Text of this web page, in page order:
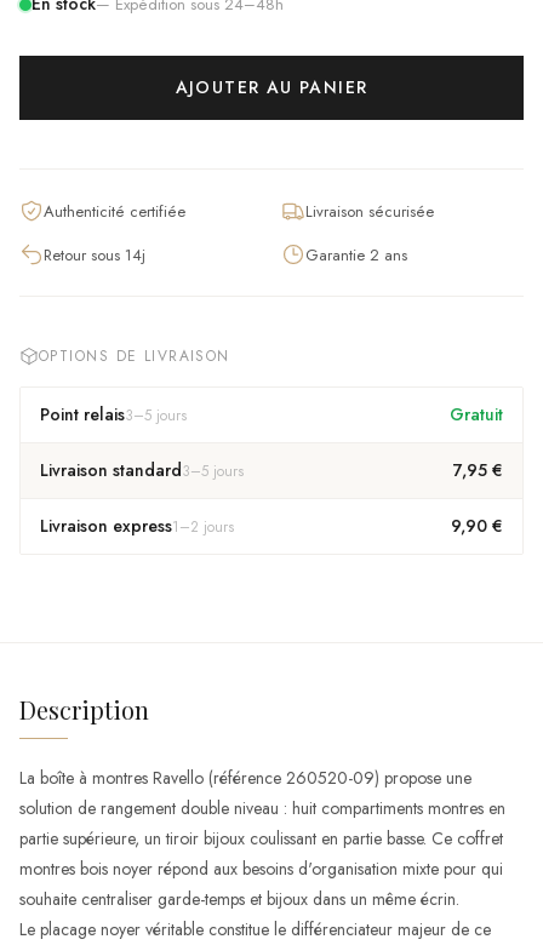
AJOUTER AU PANIER
Authenticité certifiée
Livraison sécurisée
Retour sous 14j
Garantie 2 ans
OPTIONS DE LIVRAISON
Point relais3–5 jours Gratuit
Livraison standard3–5 jours 7,95 €
Livraison express1–2 jours 9,90 €
Description
La boîte à montres Ravello (référence 260520-09) propose une
solution de rangement double niveau : huit compartiments montres en
partie supérieure, un tiroir bijoux coulissant en partie basse. Ce coffret
montres bois noyer répond aux besoins d'organisation mixte pour qui
souhaite centraliser garde-temps et bijoux dans un même écrin.
Le placage noyer véritable constitue le différenciateur majeur de ce